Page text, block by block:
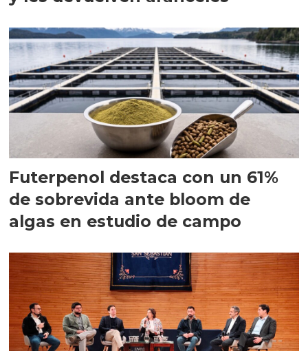
Futerpenol destaca con un 61%
de sobrevida ante bloom de
algas en estudio de campo